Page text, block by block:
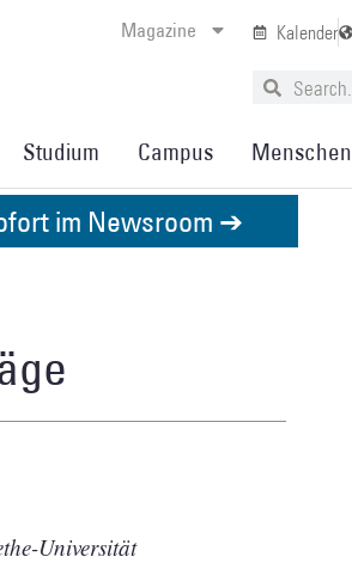
Magazine Kalender
Studium Campus Menschen
im Newsroom ➔
Universität